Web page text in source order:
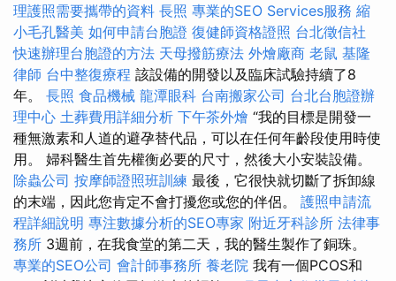
理護照需要攜帶的資料 長照 專業的SEO Services服務 縮
小毛孔醫美 如何申請台胞證 復健師資格證照 台北徵信社
快速辦理台胞證的方法 天母撥筋療法 外燴廠商 老鼠 基隆
律師 台中整復療程 該設備的開發以及臨床試驗持續了8
年。 長照 食品機械 龍潭眼科 台南搬家公司 台北台胞證辦
理中心 土葬費用詳細分析 下午茶外燴 “我的目​​標是開發一
種無激素和人道的避孕替代品，可以在任何年齡段使用時使
用。 婦科醫生首先權衡必要的尺寸，然後大小安裝設備。
除蟲公司 按摩師證照班訓練 最後，它很快就切斷了拆卸線
的末端，因此您肯定不會打擾您或您的伴侶。 護照申請流
程詳細說明 專注數據分析的SEO專家 附近牙科診所 法律事
務所 3週前，在我食堂的第二天，我的醫生製作了銅珠。
專業的SEO公司 會計師事務所 養老院 我有一個PCOS和